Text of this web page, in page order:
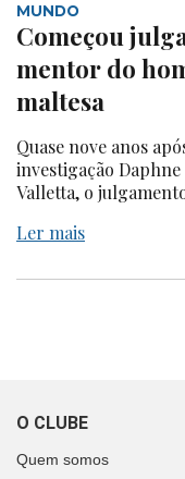
MUNDO
Começou
mentor do
maltesa
Quase nove anos
investigação
Valletta, o
Ler mais
O CLUBE
Quem somos